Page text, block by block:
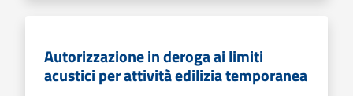
Autorizzazione in deroga ai limiti
acustici per attività edilizia temporanea